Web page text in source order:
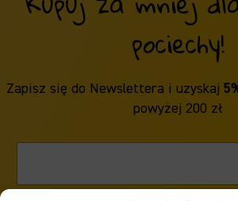
pociechy!
Zapisz się do Newslettera i uzyskaj
powyżej 200 zł